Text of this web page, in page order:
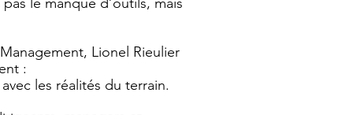
Lionel Rieulier
:
les réalités du terrain.